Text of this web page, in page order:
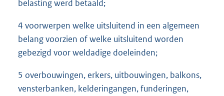
belasting werd betaald;
4 voorwerpen welke uitsluitend in een algemeen
belang voorzien of welke uitsluitend worden
gebezigd voor weldadige doeleinden;
5 overbouwingen, erkers, uitbouwingen, balkons,
vensterbanken, kelderingangen, funderingen,